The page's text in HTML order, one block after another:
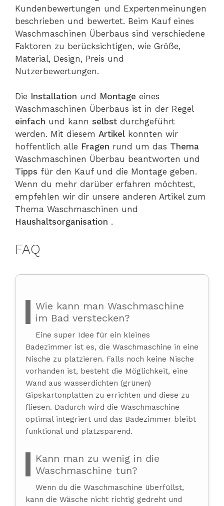
Kundenbewertungen und Expertenmeinungen
beschrieben und bewertet. Beim Kauf eines
Waschmaschinen Überbaus sind verschiedene
Faktoren zu berücksichtigen, wie Größe,
Material, Design, Preis und
Nutzerbewertungen.
Die Installation und Montage eines
Waschmaschinen Überbaus ist in der Regel
einfach und kann selbst durchgeführt
werden. Mit diesem Artikel konnten wir
hoffentlich alle Fragen rund um das Thema
Waschmaschinen Überbau beantworten und
Tipps für den Kauf und die Montage geben.
Wenn du mehr darüber erfahren möchtest,
empfehlen wir dir unsere anderen Artikel zum
Thema Waschmaschinen und
Haushaltsorganisation .
FAQ
Wie kann man Waschmaschine
im Bad verstecken?
Eine super Idee für ein kleines
Badezimmer ist es, die Waschmaschine in eine
Nische zu platzieren. Falls noch keine Nische
vorhanden ist, besteht die Möglichkeit, eine
Wand aus wasserdichten (grünen)
Gipskartonplatten zu errichten und diese zu
fliesen. Dadurch wird die Waschmaschine
optimal integriert und das Badezimmer bleibt
funktional und platzsparend.
Kann man zu wenig in die
Waschmaschine tun?
Wenn du die Waschmaschine überfüllst,
kann die Wäsche nicht richtig gedreht und